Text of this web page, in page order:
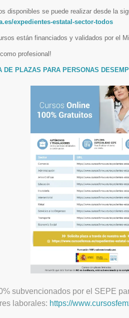
disponibles se puede realizar desde la
expedientes-estatal-sector-todos
están financiados y validados por el
profesional!
DE PLAZAS PARA PERSONAS
subvencionados por el SEPE
laborales: https://